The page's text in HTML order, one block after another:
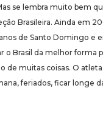
se lembra muito bem
Brasileira. Ainda em
de Santo Domingo e
Brasil da melhor forma
de muitas coisas. O
feriados, ficar longe